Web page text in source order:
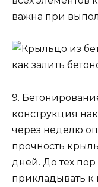
важна при
9.
конструкция
через неделю
прочность
дней. До тех
прикладывать к